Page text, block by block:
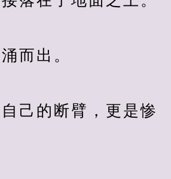
出。
的断臂，更是惨